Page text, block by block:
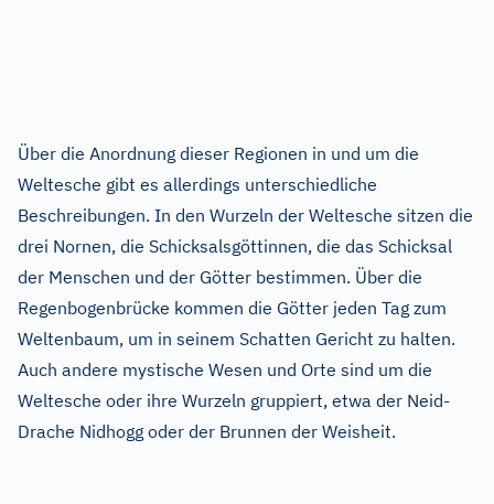
Über die Anordnung dieser Regionen in und um die
Weltesche gibt es allerdings unterschiedliche
Beschreibungen. In den Wurzeln der Weltesche sitzen die
drei Nornen, die Schicksalsgöttinnen, die das Schicksal
der Menschen und der Götter bestimmen. Über die
Regenbogenbrücke kommen die Götter jeden Tag zum
Weltenbaum, um in seinem Schatten Gericht zu halten.
Auch andere mystische Wesen und Orte sind um die
Weltesche oder ihre Wurzeln gruppiert, etwa der Neid-
Drache Nidhogg oder der Brunnen der Weisheit.